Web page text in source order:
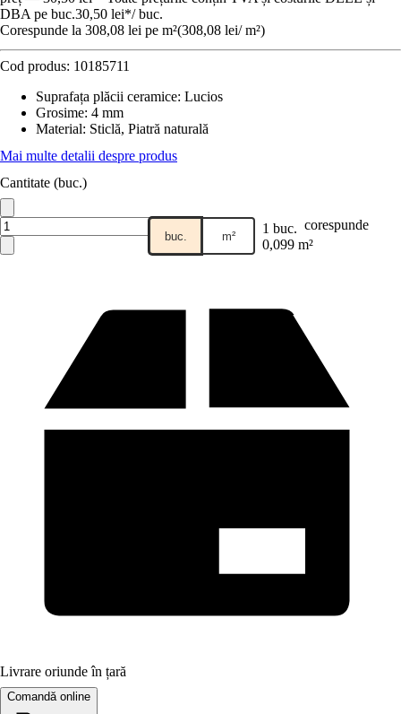
DBA pe buc.30,50 lei*/ buc.
Corespunde la 308,08 lei pe m²(308,08 lei/ m²)
Cod produs: 10185711
Suprafața plăcii ceramice: Lucios
Grosime: 4 mm
Material: Sticlă, Piatră naturală
Mai multe detalii despre produs
Cantitate (buc.)
buc. m² 1 buc. corespunde
0,099 m²
Livrare oriunde în țară
Comandă online